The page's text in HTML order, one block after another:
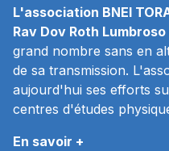
L'association BNEI
Rav Dov Roth
grand nombre sans en
de sa transmission.
aujourd'hui ses efforts
centres d'études
En savoir +